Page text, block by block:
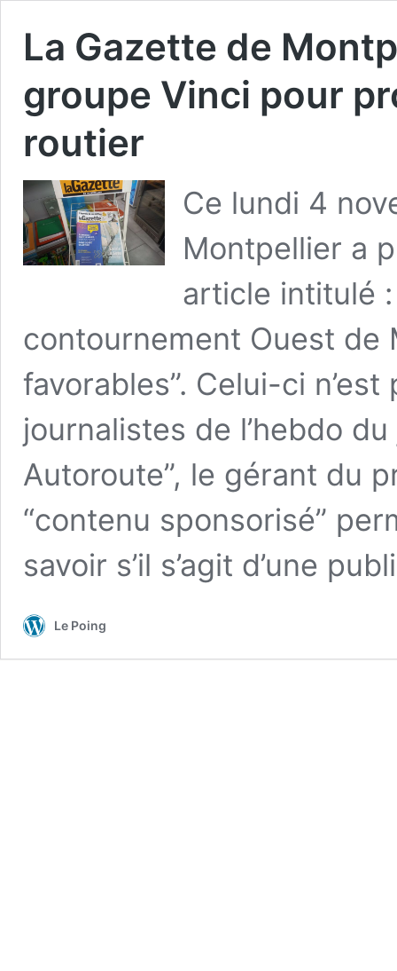
La Gazette de
groupe Vinci pour
routier
Ce lundi 4
Montpellier a
article intitulé
contournement Ouest de
favorables”. Celui-ci
journalistes de l’hebdo
Autoroute”, le gérant du
“contenu sponsorisé”
savoir s’il s’agit d’une
Le Poing